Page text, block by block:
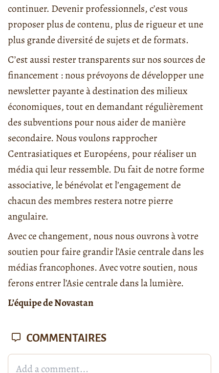
continuer. Devenir professionnels, c’est vous
proposer plus de contenu, plus de rigueur et une
plus grande diversité de sujets et de formats.
C’est aussi rester transparents sur nos sources de
financement : nous prévoyons de développer une
newsletter payante à destination des milieux
économiques, tout en demandant régulièrement
des subventions pour nous aider de manière
secondaire. Nous voulons rapprocher
Centrasiatiques et Européens, pour réaliser un
média qui leur ressemble. Du fait de notre forme
associative, le bénévolat et l’engagement de
chacun des membres restera notre pierre
angulaire.
Avec ce changement, nous nous ouvrons à votre
soutien pour faire grandir l’Asie centrale dans les
médias francophones. Avec votre soutien, nous
ferons entrer l’Asie centrale dans la lumière.
L’équipe de Novastan
COMMENTAIRES